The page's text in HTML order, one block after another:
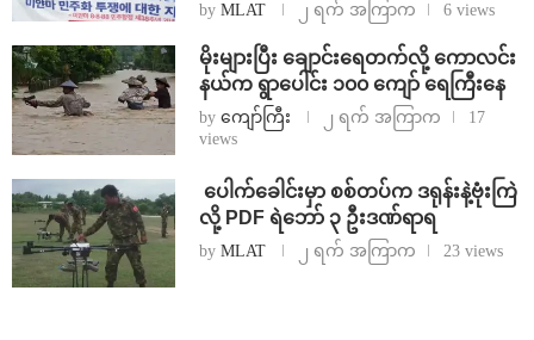
by MLAT ၂ ရက် အကြာက 6 views
⁨မိုးများပြီး ချောင်းရေတက်လို့ ကောလင်း
နယ်က ရွာပေါင်း ၁၀၀ ကျော် ရေကြီးနေ
by ကျော်ကြီး ၂ ရက် အကြာက
17
views
⁩ ⁨ပေါက်ခေါင်းမှာ စစ်တပ်က ဒရုန်းနဲ့ဗုံးကြဲ
လို့ PDF ရဲဘော် ၃ ဦးဒဏ်ရာရ
by MLAT ၂ ရက် အကြာက 23 views